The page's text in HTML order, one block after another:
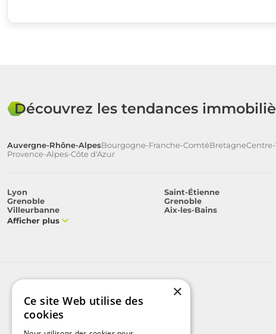
Découvrez les tendances
Auvergne-Rhône-AlpesBourgogne-Franche-ComtéBretagne
Provence-Alpes-Côte d'Azur
Lyon Saint-Étienne
Grenoble
Grenoble
Villeurbanne
Aix-les-Bains
Afficher plus
×
Ce site Web utilise des
cookies